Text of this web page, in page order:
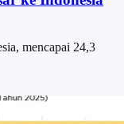
mencapai 24,3